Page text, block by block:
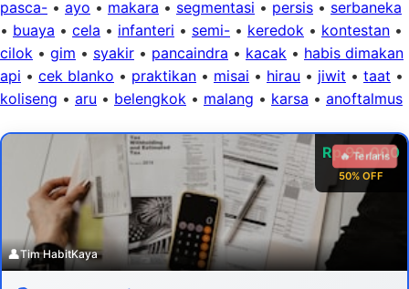
pasca- • ayo • makara • segmentasi • persis • serbaneka
• buaya • cela • infanteri • semi- • keredok • kontestan •
cilok • gim • syakir • pancaindra • kacak • habis dimakan
api • cek blanko • praktikan • misai • hirau • jiwit • taat •
koliseng • aru • belengkok • malang • karsa • anoftalmus
Rp 99.000
50% OFF
🔥 Terlaris
👤Tim HabitKaya